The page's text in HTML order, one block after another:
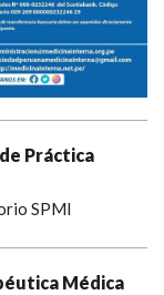
Práctica
SPMI
Médica